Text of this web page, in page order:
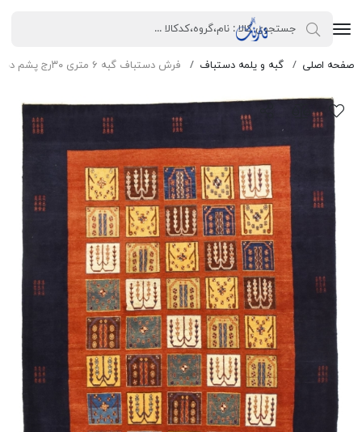
صفحه اصلی گبه و یلمه دستباف فرش دستباف گبه ۶ متری ۳۰رج پشم دست ریس طرح خشتی اعلاء قرمز